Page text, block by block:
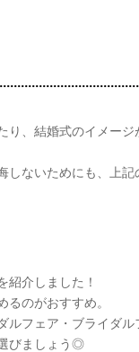
り、結婚式のイメージ
しないためにも、上記
紹介しました！
のがおすすめ。
ルフェア・ブライダル
びましょう◎